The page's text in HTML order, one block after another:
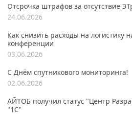
Отсрочка штрафов за отсутствие
24.06.2026
Как снизить расходы на логистику
конференции
03.06.2026
С Днём спутникового мониторинга!
02.06.2026
АЙТОБ получил статус "Центр
"1С"